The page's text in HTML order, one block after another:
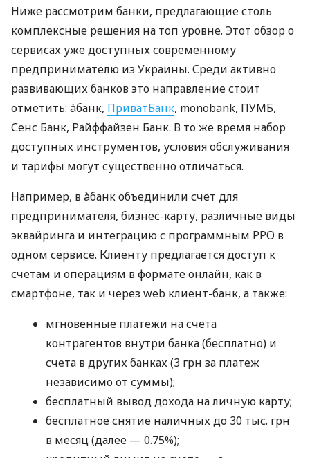
Ниже рассмотрим банки, предлагающие столь
комплексные решения на топ уровне. Этот обзор о
сервисах уже доступных современному
предпринимателю из Украины. Среди активно
развивающих банков это направление стоит
отметить: àбанк, ПриватБанк, monobank, ПУМБ,
Сенс Банк, Райффайзен Банк. В то же время набор
доступных инструментов, условия обслуживания
и тарифы могут существенно отличаться.
Например, в àбанк объединили счет для
предпринимателя, бизнес-карту, различные виды
эквайринга и интеграцию с программным РРО в
одном сервисе. Клиенту предлагается доступ к
счетам и операциям в формате онлайн, как в
смартфоне, так и через web клиент-банк, а также:
мгновенные платежи на счета
контрагентов внутри банка (бесплатно) и
счета в других банках (3 грн за платеж
независимо от суммы);
бесплатный вывод дохода на личную карту;
бесплатное снятие наличных до 30 тыс. грн
в месяц (далее — 0.75%);